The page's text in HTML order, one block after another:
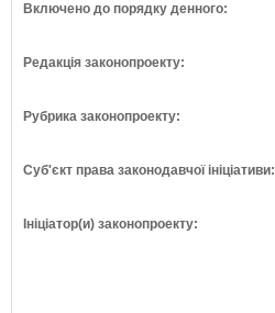
Включено до порядку денного:
Редакція законопроекту:
Рубрика законопроекту:
Суб'єкт права законодавчої ініціативи:
Ініціатор(и) законопроекту: